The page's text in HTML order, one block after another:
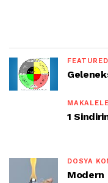
FEATURED
1
DOSYA
Modern